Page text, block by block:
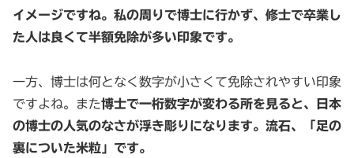
イメージですね。私の周りで博士に行かず、修士で卒業し
た人は良くて半額免除が多い印象です。
一方、博士は何となく数字が小さくて免除されやすい印象
ですよね。また博士で一桁数字が変わる所を見ると、日本
の博士の人気のなさが浮き彫りになります。流石、「足の
裏についた米粒」です。